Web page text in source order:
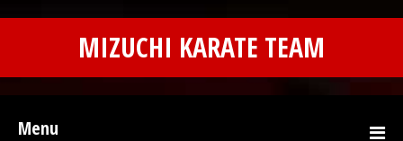
MIZUCHI KARATE TEAM
Menu